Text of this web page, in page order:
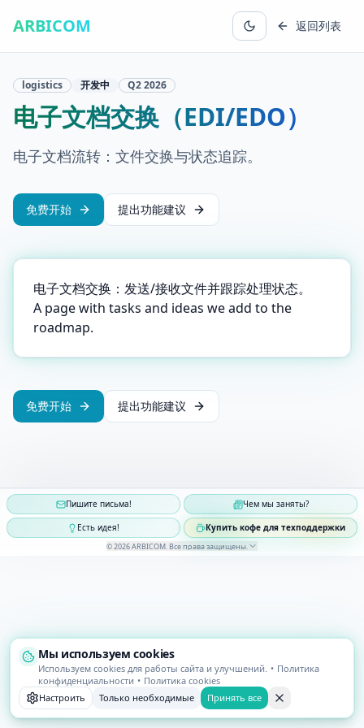
ARBICOM 返回列表
logistics 开发中 Q22026
电子文档交换（EDI/EDO）
电子文档流转：文件交换与状态追踪。
免费开始 提出功能建议
电子文档交换：发送/接收文件并跟踪处理状态。
A page with tasks and ideas we add to the
roadmap.
免费开始 提出功能建议
Пишите письма! Чем мы заняты?
Есть идея! Купить кофе для техподдержки
© 2026ARBICOM Все права защищены
Мы используем cookies
Используем cookies для работы сайта и улучшений. • Политика
конфиденциальности • Политика cookies
Настроить
Только необходимые Принять все